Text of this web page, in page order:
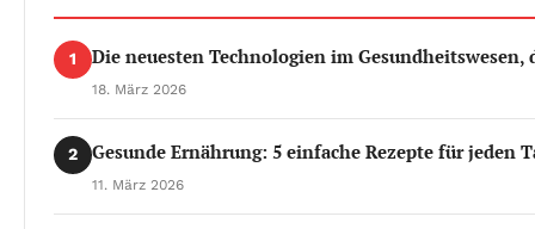
1 Die neuesten Technologien im Gesundheitswesen,
18. März 2026
2 Gesunde Ernährung: 5 einfache Rezepte für jeden
11. März 2026